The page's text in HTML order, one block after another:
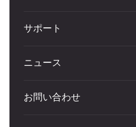
サポート
ニュース
お問い合わせ